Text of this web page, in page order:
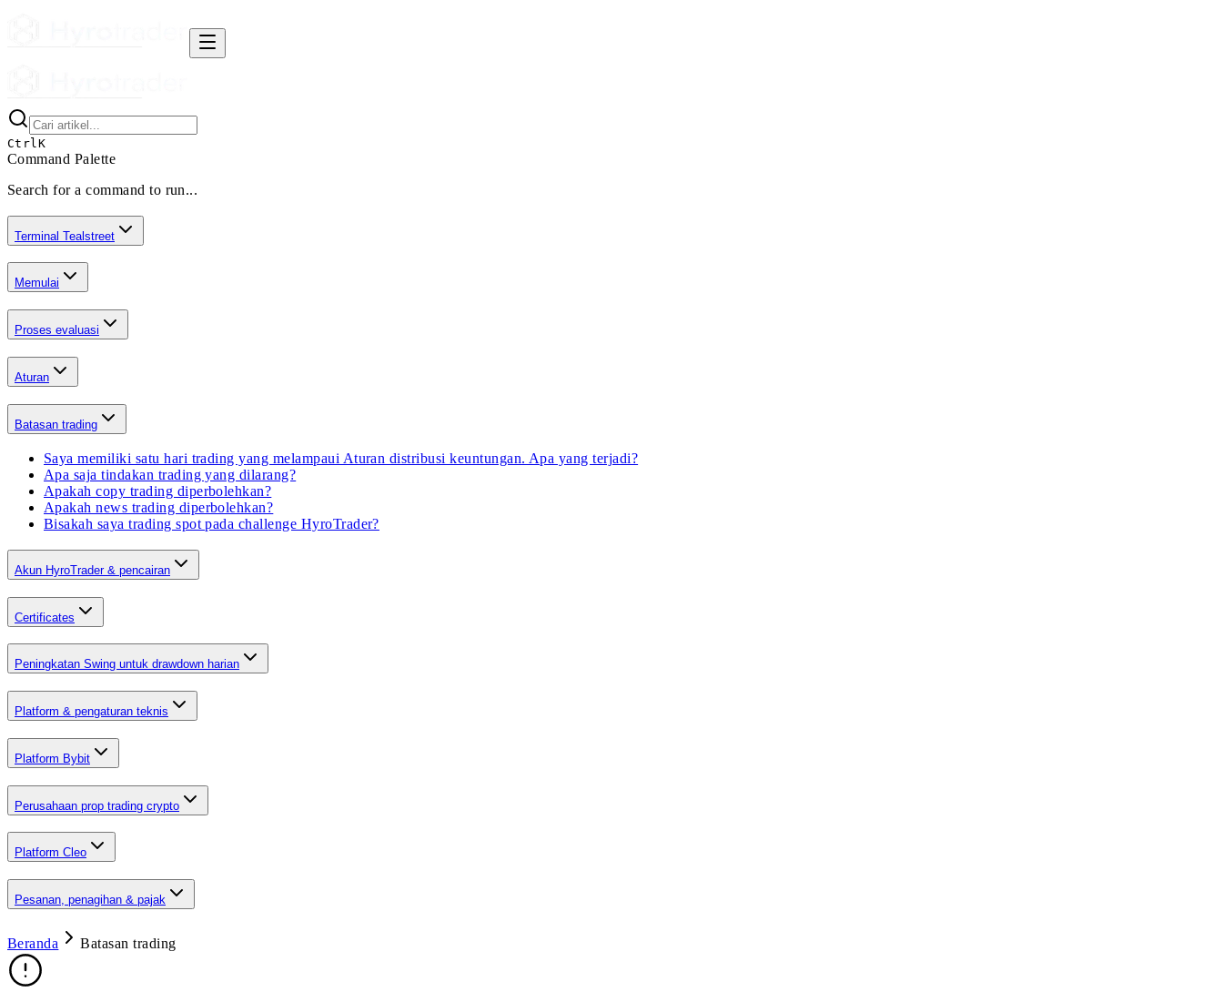
CtrlK
Command Palette
Search for a command to run...
Terminal Tealstreet
Memulai
Proses evaluasi
Aturan
Batasan trading
Saya memiliki satu hari trading yang melampaui Aturan distribusi keuntungan. Apa yang terjadi?
Apa saja tindakan trading yang dilarang?
Apakah copy trading diperbolehkan?
Apakah news trading diperbolehkan?
Bisakah saya trading spot pada challenge HyroTrader?
Akun HyroTrader & pencairan
Certificates
Peningkatan Swing untuk drawdown harian
Platform & pengaturan teknis
Platform Bybit
Perusahaan prop trading crypto
Platform Cleo
Pesanan, penagihan & pajak
Beranda Batasan trading